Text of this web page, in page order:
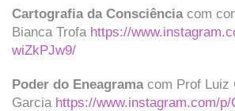
Cartografia da Consciênciacom
Bianca Trofa https://www.instagram.
wiZkPJw9/
Poder do Eneagramacom Prof Luiz
Garcia https://www.instagram.com/p/